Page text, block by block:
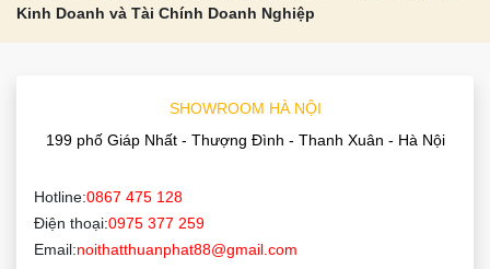
Kinh Doanh và Tài Chính Doanh Nghiệp
SHOWROOM HÀ NỘI
199 phố Giáp Nhất - Thượng Đình - Thanh Xuân - Hà Nội
Hotline:0867 475 128
Điện thoại:0975 377 259
Email:noithatthuanphat88@gmail.com